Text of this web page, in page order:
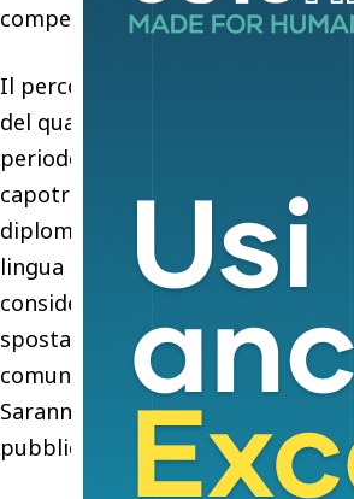
competenze necessarie allo
Il percorso prevede un periodo
del quale i professionisti
periodo di tirocinio. Sono
capotreno. Per partecipare alla
diploma di scuola media
lingua italiana e un buon livello
considerata un requisito
spostarsi in Lombardia e nelle
comunicative, attitudine al
Saranno valutate positivamente
pubblico.